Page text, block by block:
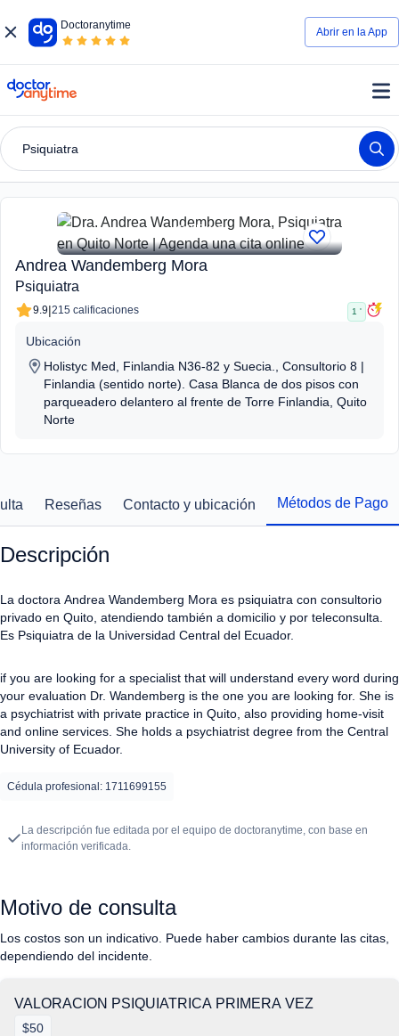
Doctoranytime
Abrir en la App
doctoranytime
Psiquiatra
2 Fotos
Andrea Wandemberg Mora
Psiquiatra
9.9|215 calificaciones 1 '
Ubicación
Holistyc Med, Finlandia N36-82 y Suecia., Consultorio 8 |
Finlandia (sentido norte). Casa Blanca de dos pisos con
parqueadero delantero al frente de Torre Finlandia, Quito
Norte
Reseñas Contacto y ubicación Métodos de Pago
Descripción
La doctora Andrea Wandemberg Mora es psiquiatra con consultorio
privado en Quito, atendiendo también a domicilio y por teleconsulta.
Es Psiquiatra de la Universidad Central del Ecuador.
if you are looking for a specialist that will understand every word during
your evaluation Dr. Wandemberg is the one you are looking for. She is
a psychiatrist with private practice in Quito, also providing home-visit
and online services. She holds a psychiatrist degree from the Central
University of Ecuador.
Cédula profesional: 1711699155
La descripción fue editada por el equipo de doctoranytime, con base en
información verificada.
Motivo de consulta
Los costos son un indicativo. Puede haber cambios durante las citas,
dependiendo del incidente.
VALORACION PSIQUIATRICA PRIMERA VEZ
$50